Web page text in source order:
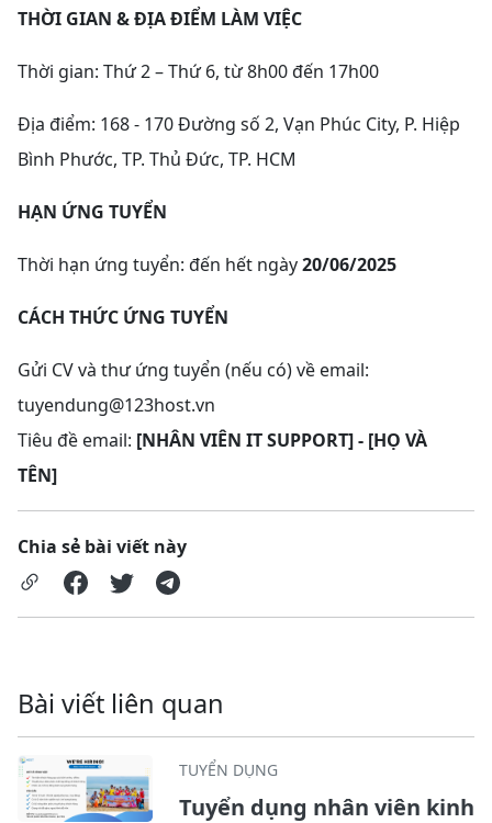
THỜI GIAN & ĐỊA ĐIỂM LÀM VIỆC
Thời gian: Thứ 2 – Thứ 6, từ 8h00 đến 17h00
Địa điểm: 168 - 170 Đường số 2, Vạn Phúc City, P. Hiệp
Bình Phước, TP. Thủ Đức, TP. HCM
HẠN ỨNG TUYỂN
Thời hạn ứng tuyển: đến hết ngày20/06/2025
CÁCH THỨC ỨNG TUYỂN
Gửi CV và thư ứng tuyển (nếu có) về email:
tuyendung@123host.vn
Tiêu đề email: [NHÂN VIÊN IT SUPPORT] - [HỌ VÀ
TÊN]
Chia sẻ bài viết này
Bài viết liên quan
TUYỂN DỤNG
Tuyển dụng nhân viên kinh